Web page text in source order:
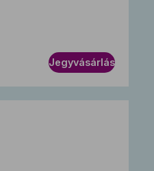
Jegyvásárlás